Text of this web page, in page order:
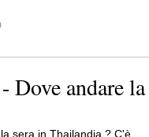
Dove andare la
sera in Thailandia ? C'è